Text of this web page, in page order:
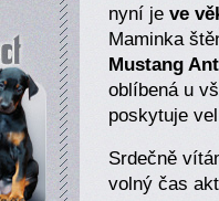
nyní je ve
Maminka
Mustang
oblíbená u
poskytuje
Srdečně
volný čas